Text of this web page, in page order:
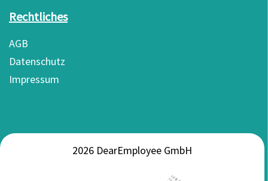
Rechtliches
AGB
Datenschutz
Impressum
2026 DearEmployee GmbH